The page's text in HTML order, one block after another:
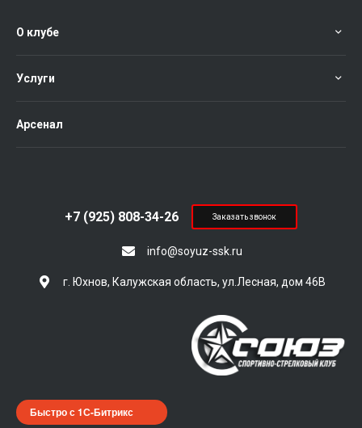
О клубе
Услуги
Арсенал
info@soyuz-ssk.ru
+7 (925) 808-34-26
г. Юхнов, Калужская область, ул.Лесная, дом 46В
Заказать звонок
Быстро с 1С-Битрикс